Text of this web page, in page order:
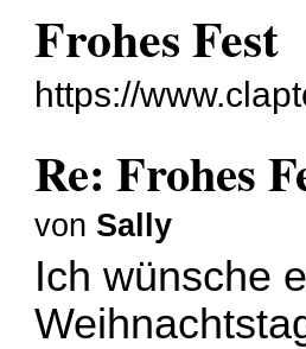
Frohes Fest
https://
Re: Frohes
von Sally
Ich wünsche